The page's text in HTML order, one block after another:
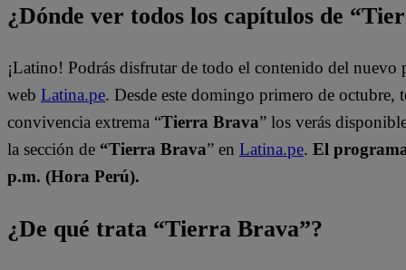
¿Dónde ver todos los capítulos de
¡Latino! Podrás disfrutar de todo el contenido del nuevo
web Latina.pe. Desde este domingo primero de
convivencia extrema “Tierra Brava” los verás
la sección de “Tierra Brava” en Latina.pe. El
p.m. (Hora Perú).
¿De qué trata “Tierra Brava”?